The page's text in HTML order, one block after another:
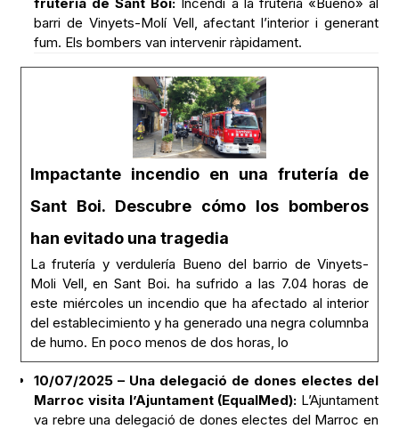
barri de Vinyets-Molí Vell, afectant l’interior i generant
fum. Els bombers van intervenir ràpidament.
Impactante incendio en una frutería de
Sant Boi. Descubre cómo los bomberos
han evitado una tragedia
La frutería y verdulería Bueno del barrio de Vinyets-
Moli Vell, en Sant Boi. ha sufrido a las 7.04 horas de
este miércoles un incendio que ha afectado al interior
del establecimiento y ha generado una negra columnba
de humo. En poco menos de dos horas, lo
10/07/2025 – Una delegació de dones electes del
Marroc visita l’Ajuntament (EqualMed): L’Ajuntament
va rebre una delegació de dones electes del Marroc en